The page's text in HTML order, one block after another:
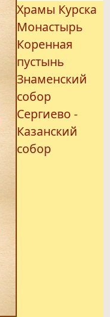
Храмы Курска
Монастырь
Коренная
пустынь
Знаменский
собор
Сергиево -
Казанский
собор